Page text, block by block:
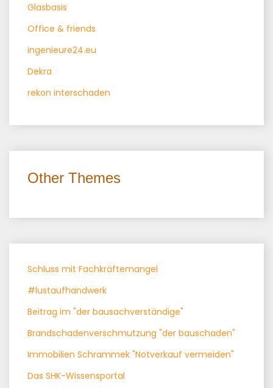
Glasbasis
Office & friends
ingenieure24.eu
Dekra
rekon interschaden
Other Themes
Schluss mit Fachkräftemangel
#lustaufhandwerk
Beitrag im "der bausachverständige"
Brandschadenverschmutzung "der bauschaden"
Immobilien Schrammek "Notverkauf vermeiden"
Das SHK-Wissensportal